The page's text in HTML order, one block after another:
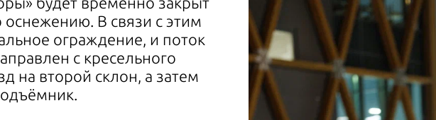
В связи с этим
ограждение, и поток
с кресельного
на второй склон, а затем